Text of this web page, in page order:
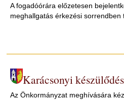
A fogadóórára előzetesen
meghallgatás érkezési sorrendben
Karácsonyi készülődés
Az Önkormányzat meghívására